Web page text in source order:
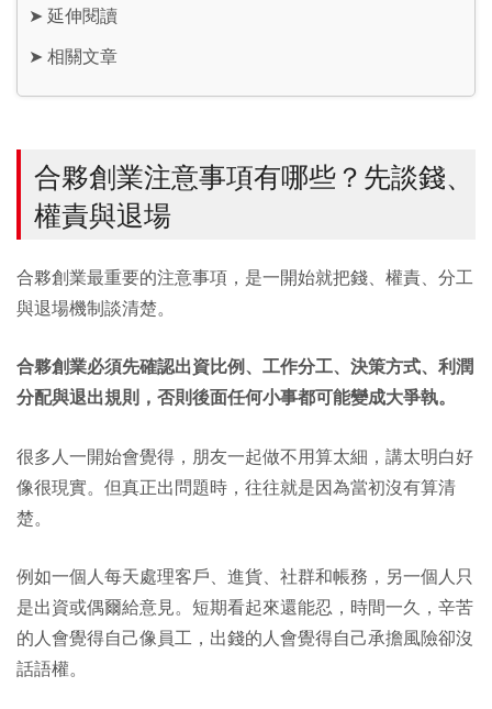
➤ 延伸閱讀
➤ 相關文章
合夥創業注意事項有哪些？先談錢、
權責與退場
合夥創業最重要的注意事項，是一開始就把錢、權責、分工
與退場機制談清楚。
合夥創業必須先確認出資比例、工作分工、決策方式、利潤
分配與退出規則，否則後面任何小事都可能變成大爭執。
很多人一開始會覺得，朋友一起做不用算太細，講太明白好
像很現實。但真正出問題時，往往就是因為當初沒有算清
楚。
例如一個人每天處理客戶、進貨、社群和帳務，另一個人只
是出資或偶爾給意見。短期看起來還能忍，時間一久，辛苦
的人會覺得自己像員工，出錢的人會覺得自己承擔風險卻沒
話語權。